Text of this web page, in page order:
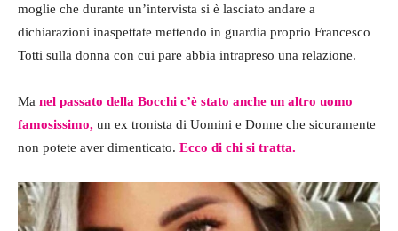
moglie che durante un’intervista si è lasciato andare a
dichiarazioni inaspettate mettendo in guardia proprio Francesco
Totti sulla donna con cui pare abbia intrapreso una relazione.
Ma nel passato della Bocchi c’è stato anche un altro uomo
famosissimo, un ex tronista di Uomini e Donne che sicuramente
non potete aver dimenticato. Ecco di chi si tratta.